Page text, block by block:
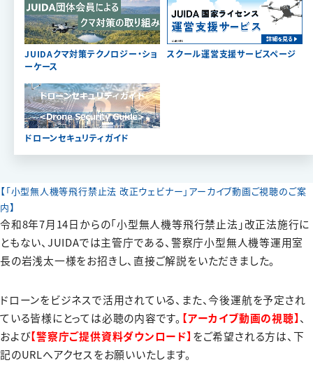
JUIDAクマ対策テクノロジー・ショ
ーケース
スクール運営支援サービスページ
ドローンセキュリティガイド
【「小型無人機等飛行禁止法 改正ウェビナー」アーカイブ動画ご視聴のご案
内】
令和8年7月14日からの「小型無人機等飛行禁止法」改正法施行に
ともない、JUIDAでは主管庁である、警察庁小型無人機等運用室
長の岩浅太一様をお招きし、直接ご解説をいただきました。
ドローンをビジネスで活用されている、また、今後運航を予定され
ている皆様にとっては必聴の内容です。 【アーカイブ動画の視聴】、
および【警察庁ご提供資料ダウンロード】 をご希望される方は、下
記のURLへアクセスをお願いいたします。